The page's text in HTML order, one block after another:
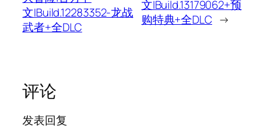
文|Build.12283352-龙战
武者+全DLC
文|Build.13179062+预
购特典+全DLC →
评论
发表回复